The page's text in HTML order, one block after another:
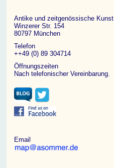
ein
Mensch
bist.
Antike und zeitgenössische Kunst
Winzerer Str. 154
80797 München
Telefon
++49 (0) 89 304714
Öffnungszeiten
Nach telefonischer Vereinbarung.
Email